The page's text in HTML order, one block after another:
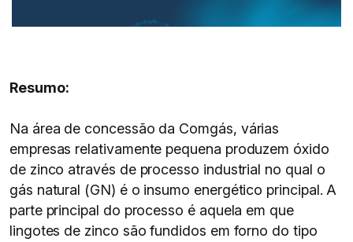
Resumo:
Na área de concessão da Comgás, várias
empresas relativamente pequena produzem óxido
de zinco através de processo industrial no qual o
gás natural (GN) é o insumo energético principal. A
parte principal do processo é aquela em que
lingotes de zinco são fundidos em forno do tipo